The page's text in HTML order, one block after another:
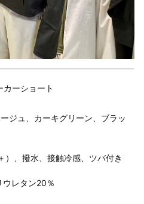
ーショート
ジュ、カーキグリーン、ブラッ
）、撥水、接触冷感、ツバ付き
レタン20％